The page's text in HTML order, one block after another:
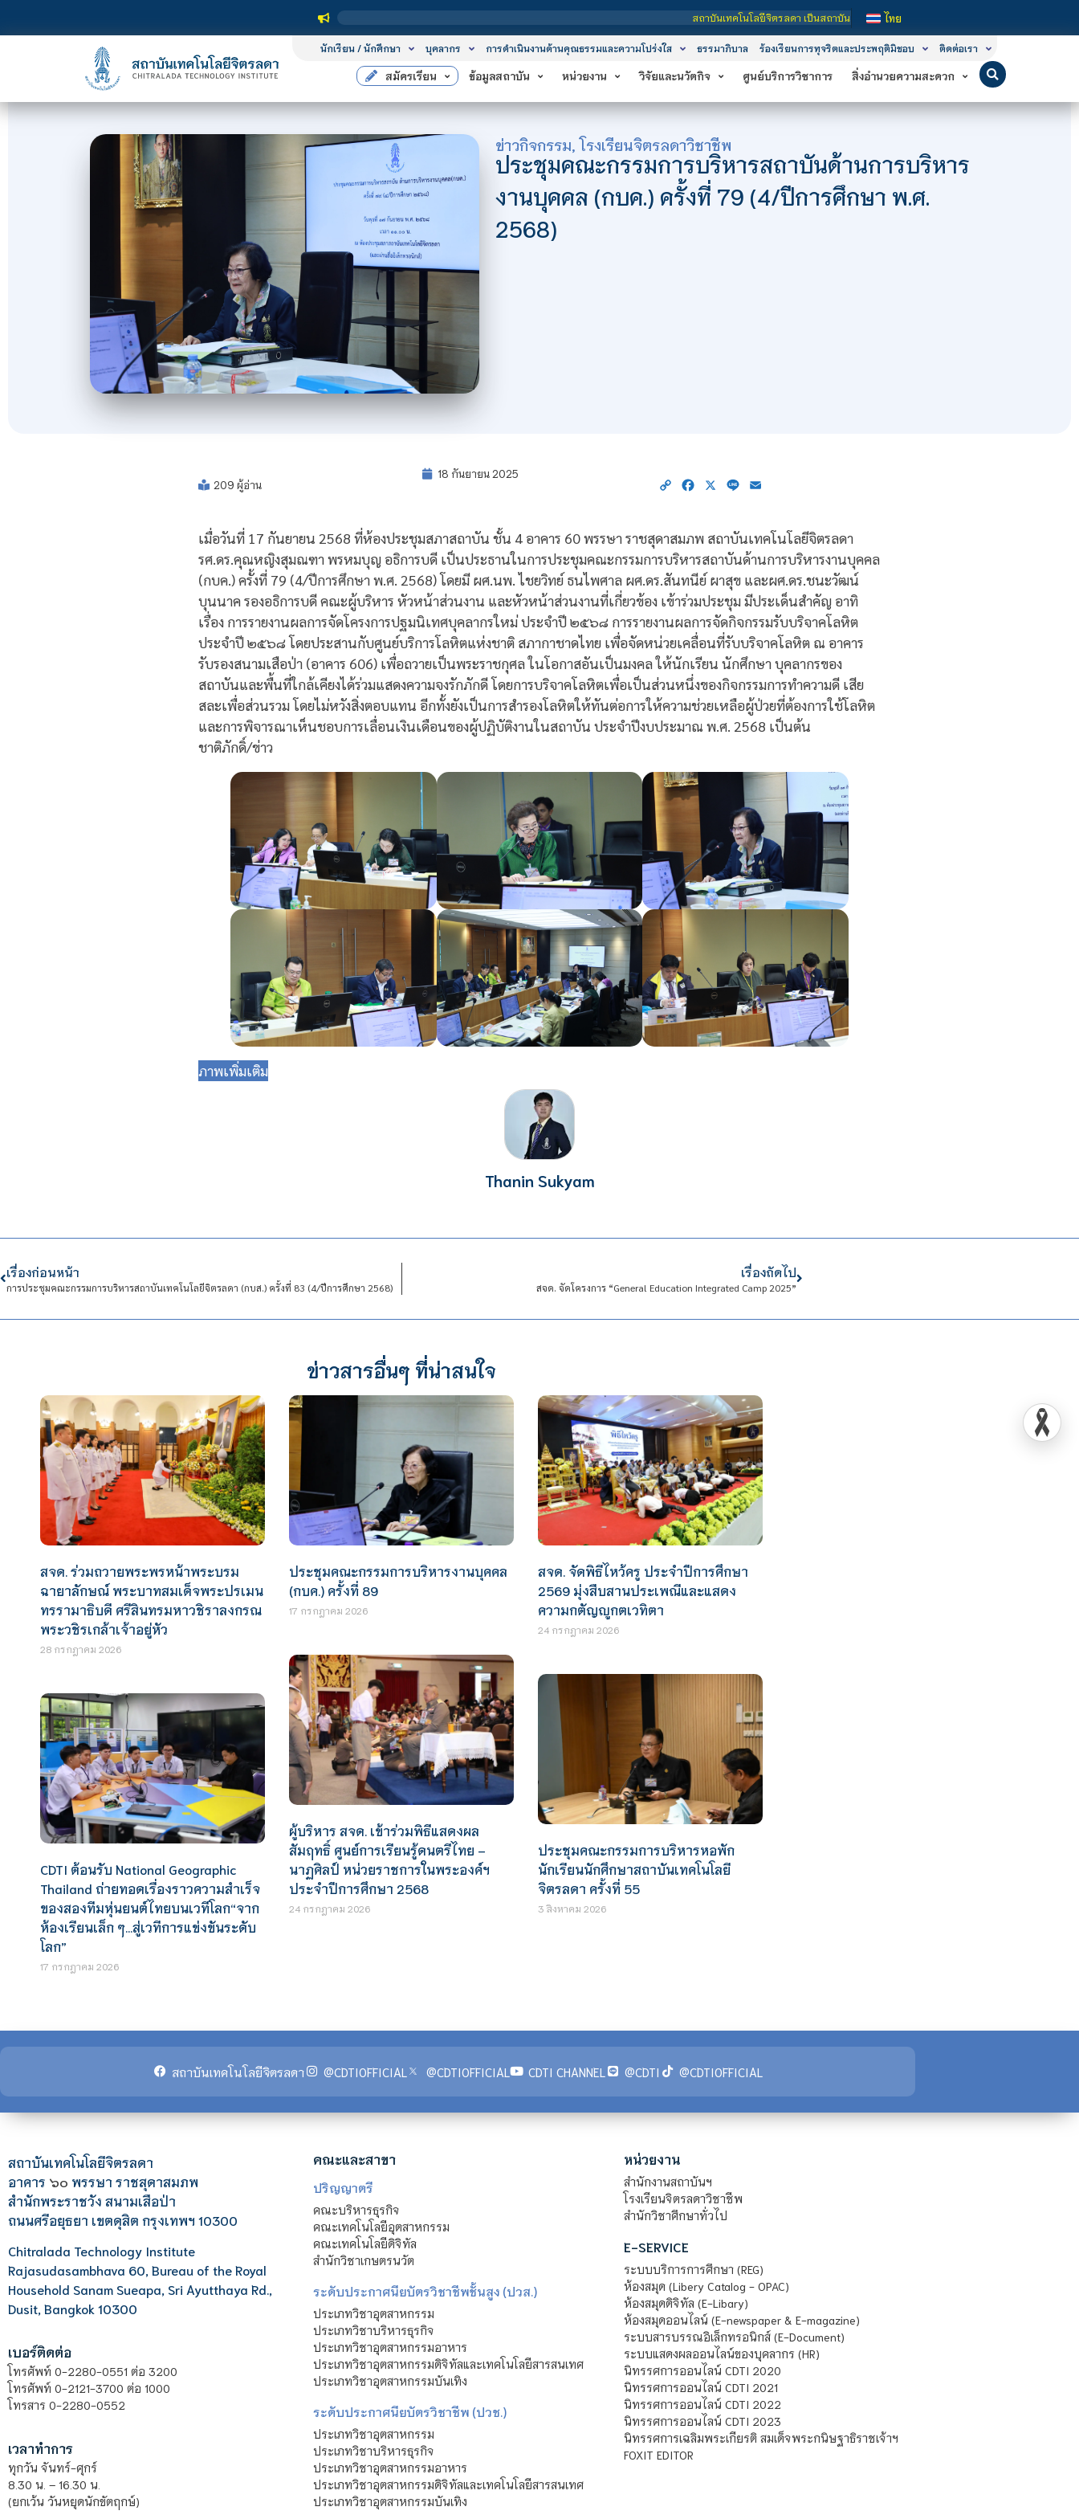
สถาบันเทคโนโลยีจิตรลดา เป็นสถาบันอุดมศึกษาในกำกับของรัฐ เปิดหลักสูตรการเรียนการสอน 3 ระดับ คือ ร
ไทย
นักเรียน / นักศึกษา บุคลากร การดำเนินงานด้านคุณธรรมและความโปร่งใส ธรรมาภิบาล ร้องเรียนการทุจริตและประพฤติมิชอบ ติดต่อเรา
สมัครเรียน ข้อมูลสถาบัน หน่วยงาน วิจัยและนวัตกิจ ศูนย์บริการวิชาการ สิ่งอำนวยความสะดวก
ข่าวกิจกรรม,โรงเรียนจิตรลดาวิชาชีพ
ประชุมคณะกรรมการบริหารสถาบันด้านการบริหาร
งานบุคคล (กบค.) ครั้งที่ 79 (4/ปีการศึกษา พ.ศ.
2568)
209 ผู้อ่าน
18 กันยายน 2025
Copy Facebook
X Line
เมื่อวันที่ 17 กันยายน 2568 ที่ห้องประชุมสภาสถาบัน ชั้น 4 อาคาร 60 พรรษา ราชสุดาสมภพ สถาบันเทคโนโลยีจิตรลดา
รศ.ดร.คุณหญิงสุมณฑา พรหมบุญ อธิการบดี เป็นประธานในการประชุมคณะกรรมการบริหารสถาบันด้านการบริหารงานบุคคล
(กบค.) ครั้งที่ 79 (4/ปีการศึกษา พ.ศ. 2568) โดยมี ผศ.นพ. ไชยวิทย์ ธนไพศาล ผศ.ดร.สันทนีย์ ผาสุข และผศ.ดร.ชนะวัฒน์
บุนนาค รองอธิการบดี คณะผู้บริหาร หัวหน้าส่วนงาน และหัวหน้าส่วนงานที่เกี่ยวข้อง เข้าร่วมประชุม มีประเด็นสำคัญ อาทิ
เรื่อง การรายงานผลการจัดโครงการปฐมนิเทศบุคลากรใหม่ ประจำปี ๒๕๖๘ การรายงานผลการจัดกิจกรรมรับบริจาคโลหิต
ประจำปี ๒๕๖๘ โดยประสานกับศูนย์บริการโลหิตแห่งชาติ สภากาชาดไทย เพื่อจัดหน่วยเคลื่อนที่รับบริจาคโลหิต ณ อาคาร
รับรองสนามเสือป่า (อาคาร 606) เพื่อถวายเป็นพระราชกุศล ในโอกาสอันเป็นมงคล ให้นักเรียน นักศึกษา บุคลากรของ
สถาบันและพื้นที่ใกล้เคียงได้ร่วมแสดงความจงรักภักดี โดยการบริจาคโลหิตเพื่อเป็นส่วนหนึ่งของกิจกรรมการทำความดี เสีย
สละเพื่อส่วนรวม โดยไม่หวังสิ่งตอบแทน อีกทั้งยังเป็นการสำรองโลหิตให้ทันต่อการให้ความช่วยเหลือผู้ป่วยที่ต้องการใช้โลหิต
และการพิจารณาเห็นชอบการเลื่อนเงินเดือนของผู้ปฏิบัติงานในสถาบัน ประจำปีงบประมาณ พ.ศ. 2568 เป็นต้น
ชาติภักดิ์/ข่าว
ภาพเพิ่มเติม
Thanin Sukyam
เรื่องก่อนหน้า
การประชุมคณะกรรมการบริหารสถาบันเทคโนโลยีจิตรลดา (กบส.) ครั้งที่ 83 (4/ปีการศึกษา 2568)
เรื่องถัดไป
สจด. จัดโครงการ “General Education Integrated Camp 2025”
ข่าวสารอื่นๆ ที่น่าสนใจ
สจด. ร่วมถวายพระพรหน้าพระบรม
ฉายาลักษณ์ พระบาทสมเด็จพระปรเมน
ทรรามาธิบดี ศรีสินทรมหาวชิราลงกรณ
พระวชิรเกล้าเจ้าอยู่หัว
28 กรกฎาคม 2026
ประชุมคณะกรรมการบริหารงานบุคคล
(กบค.) ครั้งที่ 89
17 กรกฎาคม 2026
สจด. จัดพิธีไหว้ครู ประจำปีการศึกษา
2569 มุ่งสืบสานประเพณีและแสดง
ความกตัญญูกตเวทิตา
24 กรกฎาคม 2026
CDTI ต้อนรับ National Geographic
Thailand ถ่ายทอดเรื่องราวความสำเร็จ
ของสองทีมหุ่นยนต์ไทยบนเวทีโลก“จาก
ห้องเรียนเล็ก ๆ…สู่เวทีการแข่งขันระดับ
โลก”
17 กรกฎาคม 2026
ผู้บริหาร สจด. เข้าร่วมพิธีแสดงผล
สัมฤทธิ์ ศูนย์การเรียนรู้ดนตรีไทย –
นาฏศิลป์ หน่วยราชการในพระองค์ฯ
ประจำปีการศึกษา 2568
24 กรกฎาคม 2026
ประชุมคณะกรรมการบริหารหอพัก
นักเรียนนักศึกษาสถาบันเทคโนโลยี
จิตรลดา ครั้งที่ 55
3 สิงหาคม 2026
สถาบันเทคโนโลยีจิตรลดา @CDTIOFFICIAL @CDTIOFFICIAL CDTI CHANNEL @CDTI @CDTIOFFICIAL
สถาบันเทคโนโลยีจิตรลดา
อาคาร ๖๐ พรรษา ราชสุดาสมภพ
สำนักพระราชวัง สนามเสือป่า
ถนนศรีอยุธยา เขตดุสิต กรุงเทพฯ 10300
Chitralada Technology Institute
Rajasudasambhava 60, Bureau of the Royal
Household Sanam Sueapa, Sri Ayutthaya Rd.,
Dusit, Bangkok 10300
เบอร์ติดต่อ
โทรศัพท์ 0-2280-0551 ต่อ 3200
โทรศัพท์ 0-2121-3700 ต่อ 1000
โทรสาร 0-2280-0552
เวลาทำการ
ทุกวัน จันทร์-ศุกร์
8.30 น. – 16.30 น.
(ยกเว้น วันหยุดนักขัตฤกษ์)
คณะและสาขา
ปริญญาตรี
คณะบริหารธุรกิจ
คณะเทคโนโลยีอุตสาหกรรม
คณะเทคโนโลยีดิจิทัล
สำนักวิชาเกษตรนวัต
ระดับประกาศนียบัตรวิชาชีพชั้นสูง (ปวส.)
ประเภทวิชาอุตสาหกรรม
ประเภทวิชาบริหารธุรกิจ
ประเภทวิชาอุตสาหกรรมอาหาร
ประเภทวิชาอุตสาหกรรมดิจิทัลและเทคโนโลยีสารสนเทศ
ประเภทวิชาอุตสาหกรรมบันเทิง
ระดับประกาศนียบัตรวิชาชีพ (ปวช.)
ประเภทวิชาอุตสาหกรรม
ประเภทวิชาบริหารธุรกิจ
ประเภทวิชาอุตสาหกรรมอาหาร
ประเภทวิชาอุตสาหกรรมดิจิทัลและเทคโนโลยีสารสนเทศ
ประเภทวิชาอุตสาหกรรมบันเทิง
หน่วยงาน
สำนักงานสถาบันฯ
โรงเรียนจิตรลดาวิชาชีพ
สำนักวิชาศึกษาทั่วไป
E-SERVICE
ระบบบริการการศึกษา (REG)
ห้องสมุด (Libery Catalog - OPAC)
ห้องสมุดดิจิทัล (E-Libary)
ห้องสมุดออนไลน์ (E-newspaper & E-magazine)
ระบบสารบรรณอิเล็กทรอนิกส์ (E-Document)
ระบบแสดงผลออนไลน์ของบุคลากร (HR)
นิทรรศการออนไลน์ CDTI 2020
นิทรรศการออนไลน์ CDTI 2021
นิทรรศการออนไลน์ CDTI 2022
นิทรรศการออนไลน์ CDTI 2023
นิทรรศการเฉลิมพระเกียรติ สมเด็จพระกนิษฐาธิราชเจ้าฯ
FOXIT EDITOR